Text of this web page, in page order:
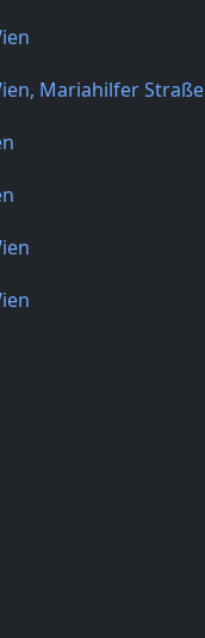
Mariahilfer Straße